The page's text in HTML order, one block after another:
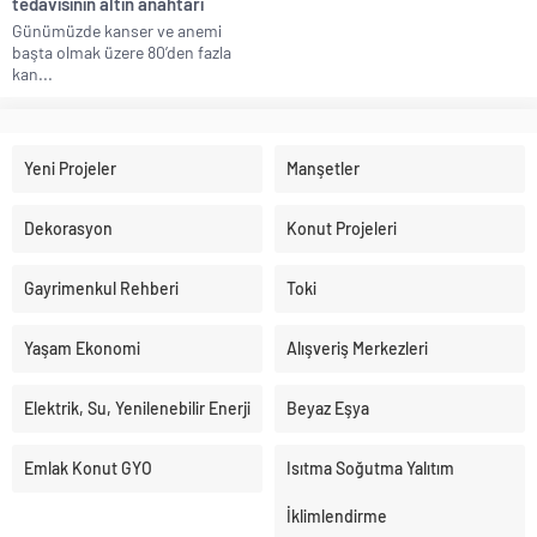
Günümüzde kanser ve anemi
başta olmak üzere 80’den fazla
kan...
Yeni Projeler Manşetler
Dekorasyon Konut Projeleri
Gayrimenkul Rehberi Toki
Yaşam Ekonomi Alışveriş Merkezleri
Elektrik, Su, Yenilenebilir Enerji Beyaz Eşya
Emlak Konut GYO Isıtma Soğutma Yalıtım
İklimlendirme